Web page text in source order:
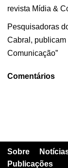
revista Mídia &
Pesquisadoras
Cabral, publicam
Comunicação”
Comentários
Sobre
Publicações